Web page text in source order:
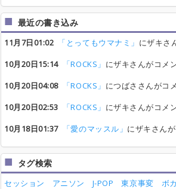
最近の書き込み
11月7日01:02 「とってもウマナミ」 にザキさ
10月20日15:14
「ROCKS」 にザキさんがコメ
10月20日04:08
「ROCKS」 につばささんがコ
10月20日02:53
「ROCKS」 にザキさんがコメ
10月18日01:37
「愛のマッスル」 にザキさん
タグ検索
セッション アニソン J-POP 東京事変 ボ